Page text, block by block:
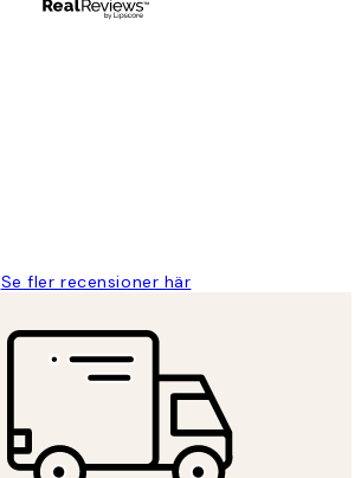
Se fler recensioner här